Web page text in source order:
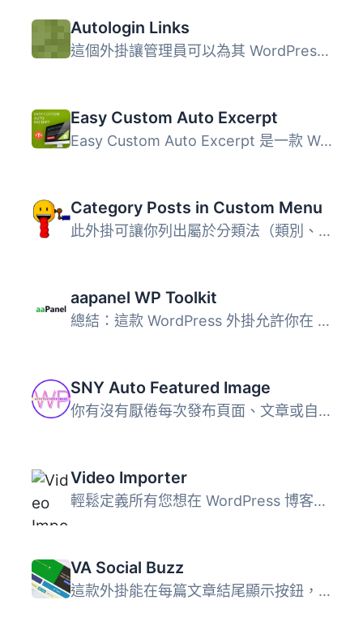
Autologin Links
這個外掛讓管理員可以為其 WordPress 網站生成自動登入連結，...
Easy Custom Auto Excerpt
Easy Custom Auto Excerpt 是一款 WordPress 外掛，用於對於...
Category Posts in Custom Menu
此外掛可讓你列出屬於分類法（類別、標籤等）的文章和頁面，...
aapanel WP Toolkit
總結：這款 WordPress 外掛允許你在 aapanel 上遠端管理 Word...
SNY Auto Featured Image
你有沒有厭倦每次發布頁面、文章或自訂文章類型時都要設置預...
Video Importer
輕鬆定義所有您想在 WordPress 博客上發布的影片來源，讓 Vid...
VA Social Buzz
這款外掛能在每篇文章結尾顯示按鈕，讓讀者可以「讚好」你...